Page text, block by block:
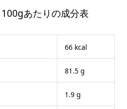
あたりの成分表
66 kcal
81.5 g
1.9 g